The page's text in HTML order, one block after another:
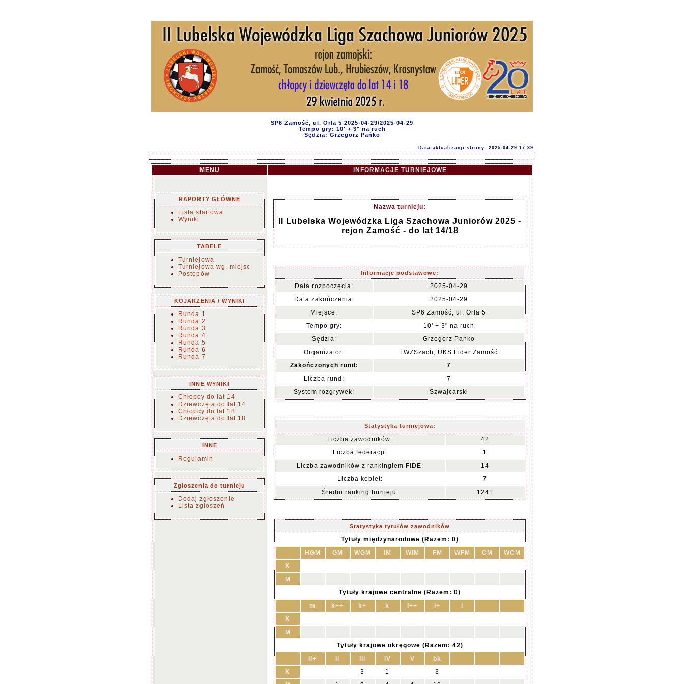
SP6 Zamość, ul. Orla 5 2025-04-29/2025-04-29
Tempo gry: 10' + 3" na ruch
Sędzia: Grzegorz Pańko
Data aktualizacji strony: 2025-04-29 17:39
MENU INFORMACJE TURNIEJOWE
RAPORTY GŁÓWNE
Lista startowa
Wyniki
TABELE
Turniejowa
Turniejowa wg. miejsc
Postępów
KOJARZENIA / WYNIKI
Runda 1
Runda 2
Runda 3
Runda 4
Runda 5
Runda 6
Runda 7
INNE WYNIKI
Chłopcy do lat 14
Dziewczęta do lat 14
Chłopcy do lat 18
Dziewczęta do lat 18
INNE
Regulamin
Zgłoszenia do turnieju
Dodaj zgłoszenie
Lista zgłoszeń
Nazwa turnieju:
II Lubelska Wojewódzka Liga Szachowa Juniorów 2025 -
rejon Zamość - do lat 14/18
Informacje podstawowe:
Data rozpoczęcia:
2025-04-29
Data zakończenia:
2025-04-29
Miejsce:
SP6 Zamość, ul. Orla 5
Tempo gry:
10' + 3" na ruch
Sędzia:
Grzegorz Pańko
Organizator:
LWZSzach, UKS Lider Zamość
Zakończonych rund:
7
Liczba rund:
7
System rozgrywek:
Szwajcarski
Statystyka turniejowa:
Liczba zawodników:
42
Liczba federacji:
1
Liczba zawodników z rankingiem FIDE:
14
Liczba kobiet:
7
Średni ranking turnieju:
1241
Statystyka tytułów zawodników
Tytuły międzynarodowe (Razem: 0)
HGM
GM WGM IM WIM FM WFM CM
WCM
K
M
Tytuły krajowe centralne (Razem: 0)
m
k++ k+ k I++ I+
K
M
Tytuły krajowe okręgowe (Razem: 42)
II+
IV V
bk
K
3 1
3